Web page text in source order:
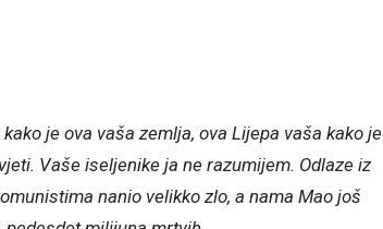
je ova vaša zemlja, ova Lijepa vaša kako je
Vaše iseljenike ja ne razumijem. Odlaze iz
nanio velikko zlo, a nama Mao još